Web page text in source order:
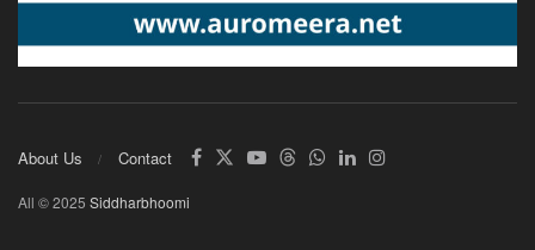
About Us Contact
All © 2025 Siddharbhoomi